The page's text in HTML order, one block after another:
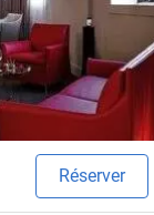
Réserver